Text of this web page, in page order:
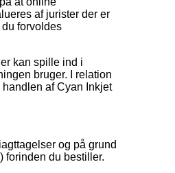
af jurister der er
forvoldes
kan spille ind i
bruger. I relation
af Cyan Inkjet
og på grund
forinden du bestiller.